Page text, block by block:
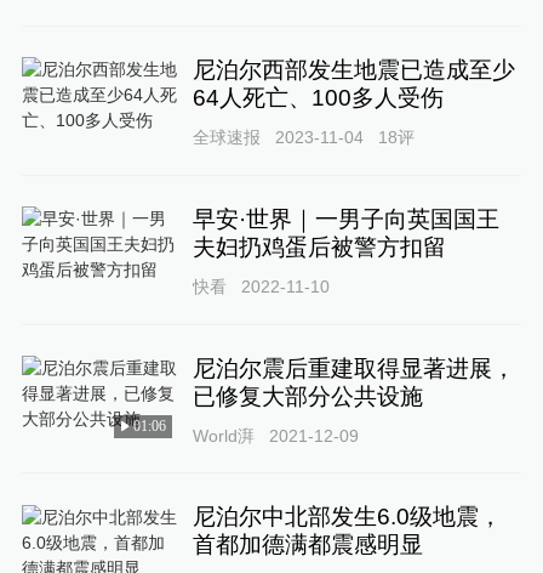
尼泊尔西部发生地震已造成至少
64人死亡、100多人受伤
全球速报 2023-11-04 18评
早安·世界｜一男子向英国国王
夫妇扔鸡蛋后被警方扣留
快看 2022-11-10
01:06
尼泊尔震后重建取得显著进展，
已修复大部分公共设施
World湃 2021-12-09
尼泊尔中北部发生6.0级地震，
首都加德满都震感明显